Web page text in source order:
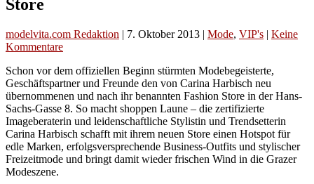
Store
modelvita.com Redaktion | 7. Oktober 2013 | Mode, VIP's | Keine
Kommentare
Schon vor dem offiziellen Beginn stürmten Modebegeisterte,
Geschäftspartner und Freunde den von Carina Harbisch neu
übernommenen und nach ihr benannten Fashion Store in der Hans-
Sachs-Gasse 8. So macht shoppen Laune – die zertifizierte
Imageberaterin und leidenschaftliche Stylistin und Trendsetterin
Carina Harbisch schafft mit ihrem neuen Store einen Hotspot für
edle Marken, erfolgsversprechende Business-Outfits und stylischer
Freizeitmode und bringt damit wieder frischen Wind in die Grazer
Modeszene.